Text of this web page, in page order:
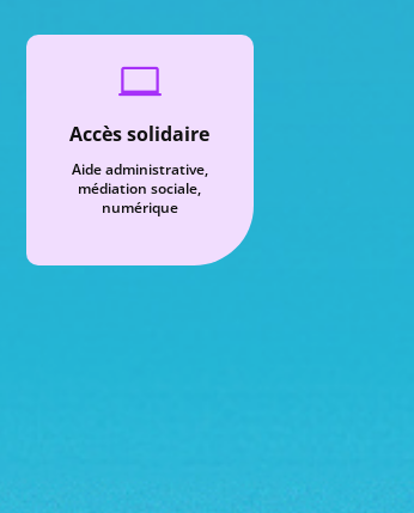

Accès solidaire
Aide administrative,
médiation sociale,
numérique